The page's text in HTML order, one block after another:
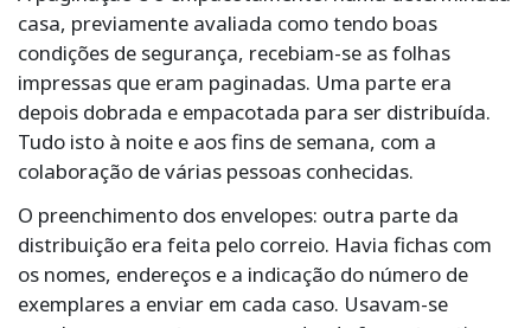
casa, previamente avaliada como tendo boas
condições de segurança, recebiam-se as folhas
impressas que eram paginadas. Uma parte era
depois dobrada e empacotada para ser distribuída.
Tudo isto à noite e aos fins de semana, com a
colaboração de várias pessoas conhecidas.
O preenchimento dos envelopes: outra parte da
distribuição era feita pelo correio. Havia fichas com
os nomes, endereços e a indicação do número de
exemplares a enviar em cada caso. Usavam-se